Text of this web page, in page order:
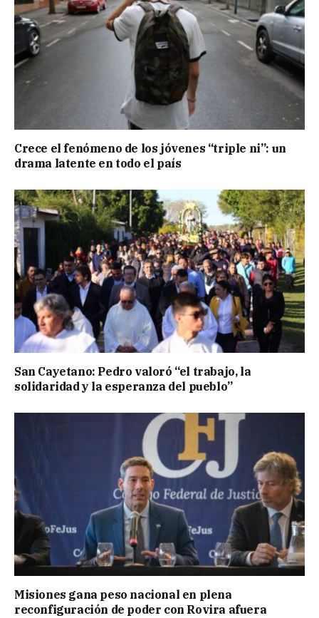
Crece el fenómeno de los jóvenes “triple ni”: un
drama latente en todo el país
San Cayetano: Pedro valoró “el trabajo, la
solidaridad y la esperanza del pueblo”
Misiones gana peso nacional en plena
reconfiguración de poder con Rovira afuera